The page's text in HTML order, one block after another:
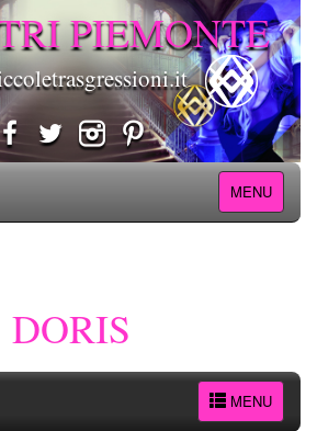
PIEMONTE
MENU
DORIS
MENU